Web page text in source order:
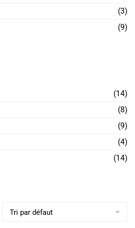
(3)
(9)
(14)
(8)
(9)
(4)
(14)